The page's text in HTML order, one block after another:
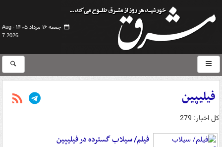
جمعه ۱۶ مرداد ۱۴۰۵ -
Aug
7 2026
فیلیپین
کل اخبار: 279
فیلم/ سیلاب گسترده در فیلیپین